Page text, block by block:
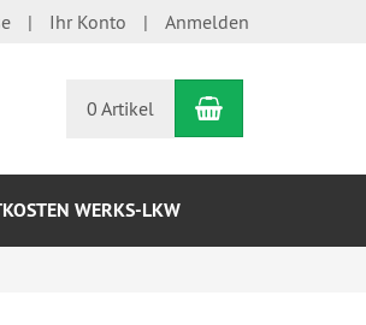
Ihr Konto Anmelden
0 Artikel Warenkorb
WERKS-LKW